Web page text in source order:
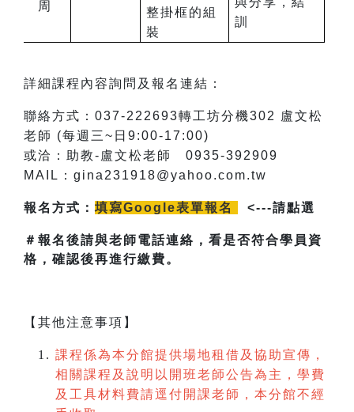
周
整掛框的組
裝
訓
詳細課程內容詢問及報名連結：
聯絡方式：037-222693轉工坊分機302 盧文松
老師 (每週三~日9:00-17:00)
或洽：助教-盧文松老師 0935-392909
MAIL ：gina231918@yahoo.com.tw
報名方式： 填寫Google表單報名 <---請點選
＃報名後請與老師電話連絡，看是否符合學員資
格，確認後再進行繳費。
【其他注意事項】
課程係為本分館提供場地租借及協助宣傳，
相關課程及說明以開班老師公告為主，學費
及工具材料費請逕付開課老師，本分館不經